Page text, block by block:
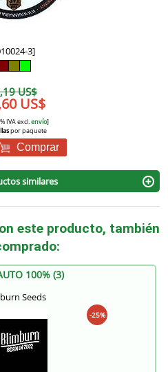
3]
US$
US$
IVA excl.envío]
por paquete
Comprar
similares
este producto, también
100% (3)
Seeds
-25%